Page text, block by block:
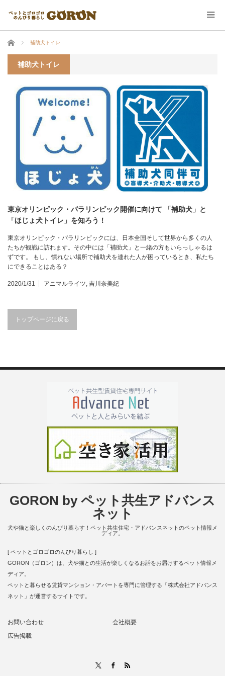
ホーム 補助犬トイレ
補助犬トイレ
東京オリンピック・パラリンピック開催に向けて 「補助犬」と
「ほじょ犬トイレ」を知ろう！
東京オリンピック・パラリンピックには、日本全国そして世界から多くの人
たちが観戦に訪れます。その中には「補助犬」と一緒の方もいらっしゃるは
ずです。 もし、慣れない場所で補助犬を連れた人が困っているとき、私たち
にできることはある？
2020/1/31 アニマルライツ, 吉川奈美紀
トップページに戻る
GORON by ペット共生アドバンス
ネット
犬や猫と楽しくのんびり暮らす！ペット共生住宅・アドバンスネットのペット情報メ
ディア。
[ ペットとゴロゴロのんびり暮らし ]
GORON（ゴロン）は、犬や猫との生活が楽しくなるお話をお届けするペット情報メ
ディア。
ペットと暮らせる賃貸マンション・アパートを専門に管理する「株式会社アドバンス
ネット」が運営するサイトです。
お問い合わせ
会社概要
広告掲載
Facebook